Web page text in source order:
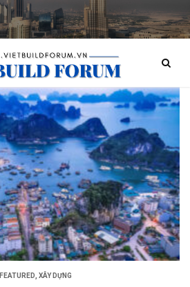
FEATURED, XÂY DỰNG